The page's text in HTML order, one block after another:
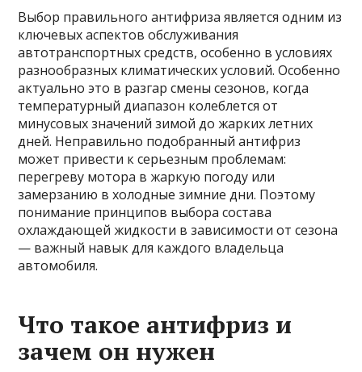
Выбор правильного антифриза является одним из
ключевых аспектов обслуживания
автотранспортных средств, особенно в условиях
разнообразных климатических условий. Особенно
актуально это в разгар смены сезонов, когда
температурный диапазон колеблется от
минусовых значений зимой до жарких летних
дней. Неправильно подобранный антифриз
может привести к серьезным проблемам:
перегреву мотора в жаркую погоду или
замерзанию в холодные зимние дни. Поэтому
понимание принципов выбора состава
охлаждающей жидкости в зависимости от сезона
— важный навык для каждого владельца
автомобиля.
Что такое антифриз и
зачем он нужен